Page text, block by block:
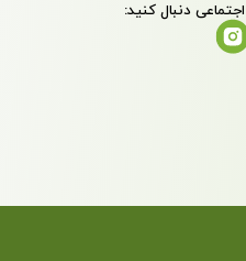
دنبال کنید: